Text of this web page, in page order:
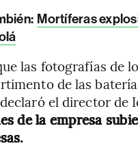
Mortíferas
las fotografías de
de las
el director de
de la empresa